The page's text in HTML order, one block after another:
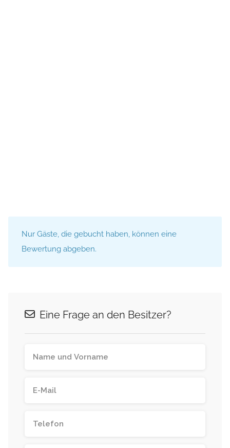
Nur Gäste, die gebucht haben, können eine
Bewertung abgeben.
Eine Frage an den Besitzer?